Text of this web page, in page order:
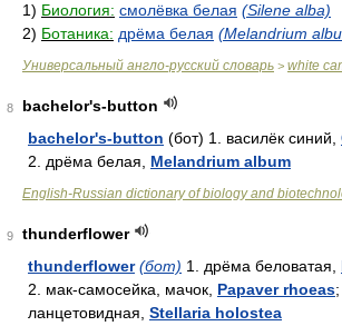
1) Биология: смолёвка белая (Silene alba)
2) Ботаника: дрёма белая (Melandrium
Универсальный англо-русский словарь > white
8
bachelor's-button
bachelor's-button (бот) 1. василёк синий,
2. дрёма белая, Melandrium album
English-Russian dictionary of biology and
9
thunderflower
thunderflower (бот) 1. дрёма беловатая,
2. мак-самосейка, мачок, Papaver rhoeas
ланцетовидная, Stellaria holostea